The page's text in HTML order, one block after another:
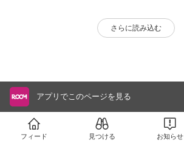
さらに読み込む
アプリでこのページを見る
フィード 見つける お知らせ